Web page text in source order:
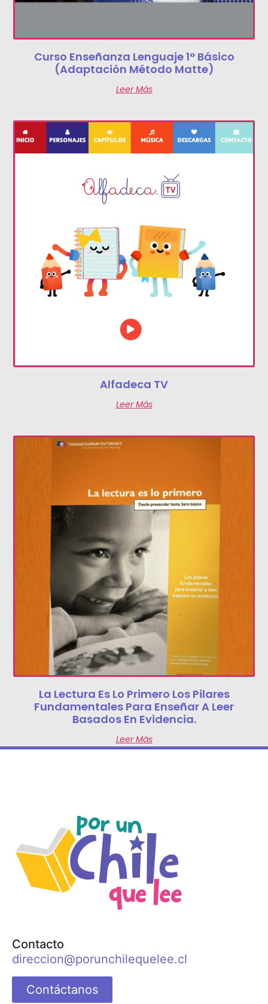
Curso Enseñanza Lenguaje 1° Básico
(Adaptación Método Matte)
Leer Más
Alfadeca TV
Leer Más
La Lectura Es Lo Primero Los Pilares
Fundamentales Para Enseñar A Leer
Basados En Evidencia.
Leer Más
Contacto
direccion@porunchilequelee.cl
Contáctanos